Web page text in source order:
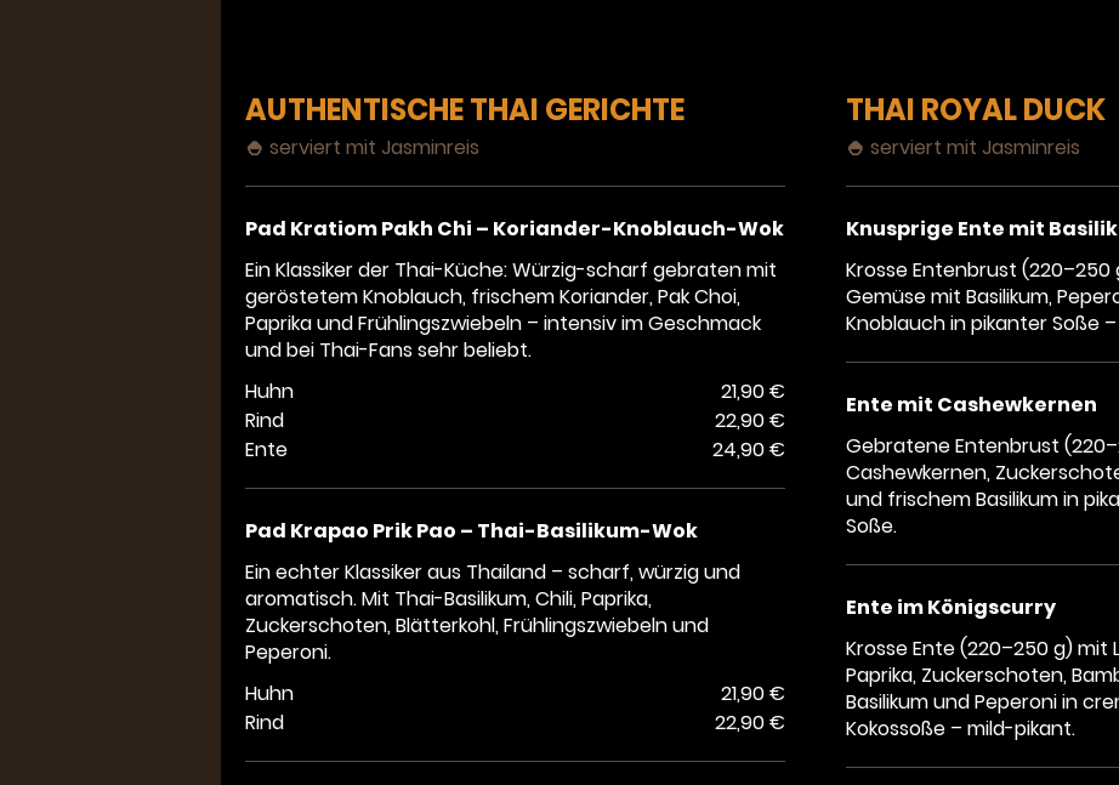
AUTHENTISCHE THAI GERICHTE
🍚 serviert mit Jasminreis
Pad Kratiom Pakh Chi – Koriander-Knoblauch-Wok
Ein Klassiker der Thai-Küche: Würzig-scharf gebraten mit
geröstetem Knoblauch, frischem Koriander, Pak Choi,
Paprika und Frühlingszwiebeln – intensiv im Geschmack
und bei Thai-Fans sehr beliebt.
Huhn
21,90 €
Rind
22,90 €
Ente
24,90 €
Pad Krapao Prik Pao – Thai-Basilikum-Wok
Ein echter Klassiker aus Thailand – scharf, würzig und
aromatisch. Mit Thai-Basilikum, Chili, Paprika,
Zuckerschoten, Blätterkohl, Frühlingszwiebeln und
Peperoni.
Huhn
21,90 €
Rind
22,90 €
THAI ROYAL DUCK
🍚 serviert mit Jasminreis
Knusprige Ente mit
Krosse Entenbrust
Gemüse mit Basilikum,
Knoblauch in pikanter Soße
Ente mit Cashewkernen
Gebratene Entenbrust
Cashewkernen,
und frischem Basilikum in
Soße.
Ente im Königscurry
Krosse Ente (220–250 g) mit
Paprika, Zuckerschoten,
Basilikum und Peperoni in
Kokossoße – mild-pikant.